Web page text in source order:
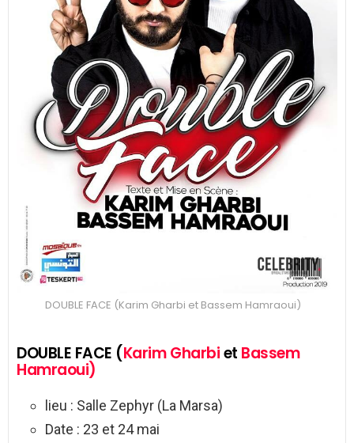
DOUBLE FACE (Karim Gharbi et Bassem Hamraoui)
DOUBLE FACE (Karim Gharbiet Bassem
Hamraoui)
lieu : Salle Zephyr (La Marsa)
Date : 23 et 24 mai